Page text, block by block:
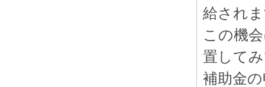
給され
この機
置して
補助金